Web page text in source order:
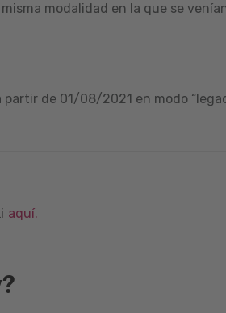
modalidad en la que se
de 01/08/2021 en modo
aquí.